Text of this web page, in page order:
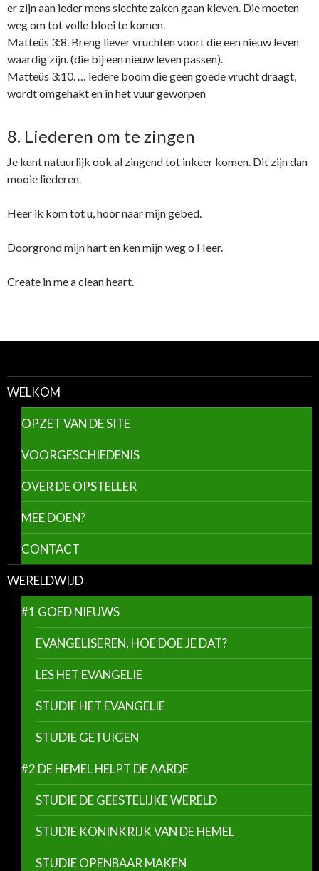
er zijn aan ieder mens slechte zaken gaan kleven. Die moeten
weg om tot volle bloei te komen.
Matteüs 3:8. Breng liever vruchten voort die een nieuw leven
waardig zijn. (die bij een nieuw leven passen).
Matteüs 3:10. … iedere boom die geen goede vrucht draagt,
wordt omgehakt en in het vuur geworpen
8. Liederen om te zingen
Je kunt natuurlijk ook al zingend tot inkeer komen. Dit zijn dan
mooie liederen.
Heer ik kom tot u, hoor naar mijn gebed.
Doorgrond mijn hart en ken mijn weg o Heer.
Create in me a clean heart.
WELKOM
OPZET VAN DE SITE
VOORGESCHIEDENIS
OVER DE OPSTELLER
MEE DOEN?
CONTACT
WERELDWIJD
#1 GOED NIEUWS
EVANGELISEREN, HOE DOE JE DAT?
LES HET EVANGELIE
STUDIE HET EVANGELIE
STUDIE GETUIGEN
#2 DE HEMEL HELPT DE AARDE
STUDIE DE GEESTELIJKE WERELD
STUDIE KONINKRIJK VAN DE HEMEL
STUDIE OPENBAAR MAKEN